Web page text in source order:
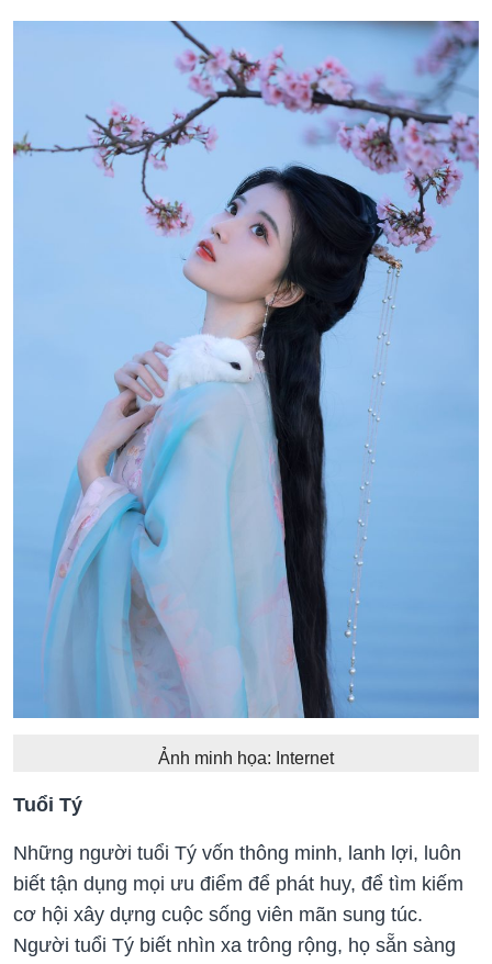
Ảnh minh họa: Internet
Tuổi Tý
Những người tuổi Tý vốn thông minh, lanh lợi, luôn
biết tận dụng mọi ưu điểm để phát huy, để tìm kiếm
cơ hội xây dựng cuộc sống viên mãn sung túc.
Người tuổi Tý biết nhìn xa trông rộng, họ sẵn sàng